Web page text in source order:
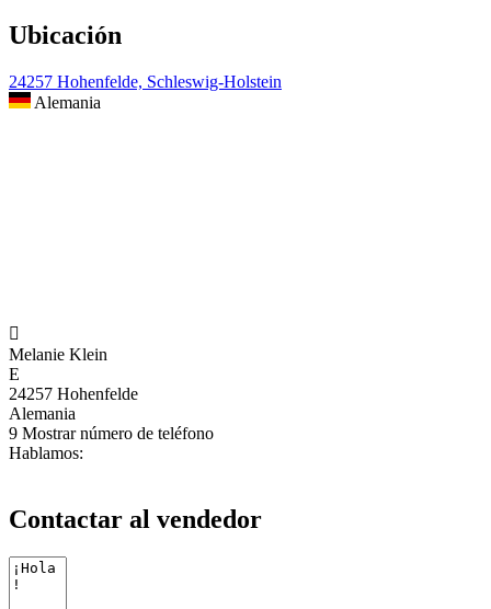
Ubicación
24257 Hohenfelde, Schleswig-Holstein
Alemania

Melanie Klein
E
24257 Hohenfelde
Alemania
9 Mostrar número de teléfono
Hablamos:
Contactar al vendedor